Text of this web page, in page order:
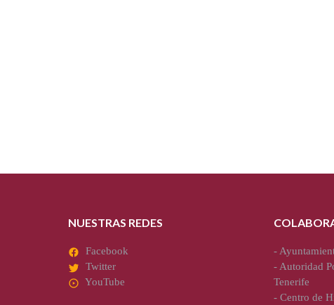
NUESTRAS REDES
Facebook
Twitter
YouTube
-
-Autoridad
Tenerife
- Centro de